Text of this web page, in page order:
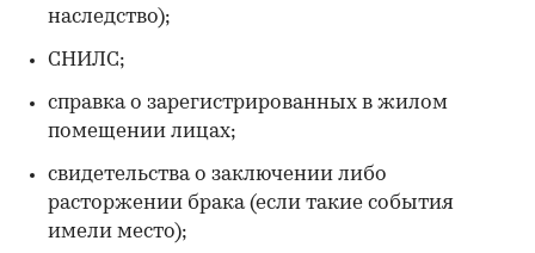
наследство);
СНИЛС;
справка о зарегистрированных в жилом
помещении лицах;
свидетельства о заключении либо
расторжении брака (если такие события
имели место);